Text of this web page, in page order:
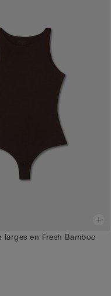
larges en Fresh Bamboo